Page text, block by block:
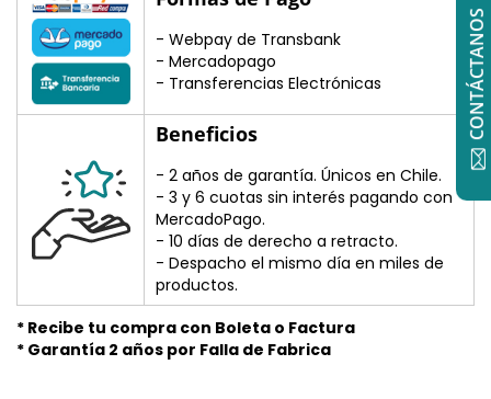
- Webpay de Transbank
- Mercadopago
- Transferencias Electrónicas
Beneficios
- 2 años de garantía. Únicos en Chile.
- 3 y 6 cuotas sin interés pagando con
MercadoPago.
- 10 días de derecho a retracto.
- Despacho el mismo día en miles de
productos.
* Recibe tu compra con Boleta o Factura
* Garantía 2 años por Falla de Fabrica
CONTÁCTANOS